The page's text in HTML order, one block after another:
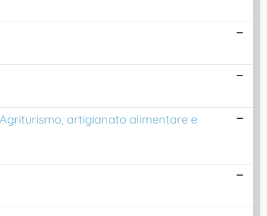
artigianato alimentare e